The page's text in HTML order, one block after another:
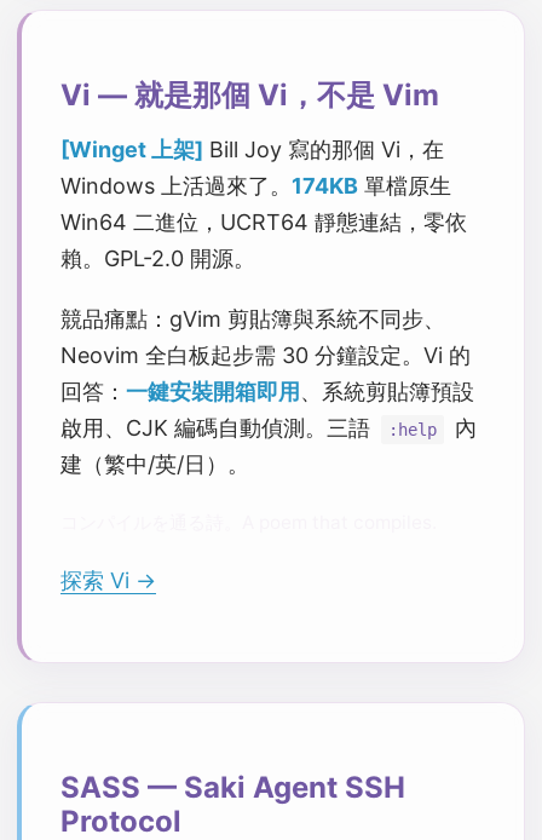
Vi — 就是那個 Vi，不是 Vim
[Winget 上架] Bill Joy 寫的那個 Vi，在
Windows 上活過來了。 174KB 單檔原生
Win64 二進位，UCRT64 靜態連結，零依
賴。GPL-2.0 開源。
競品痛點：gVim 剪貼簿與系統不同步、
Neovim 全白板起步需 30 分鐘設定。Vi 的
回答： 一鍵安裝開箱即用、系統剪貼簿預設
啟用、CJK 編碼自動偵測。三語
:help
內
建（繁中/英/日）。
探索 Vi →
SASS — Saki Agent SSH
Protocol